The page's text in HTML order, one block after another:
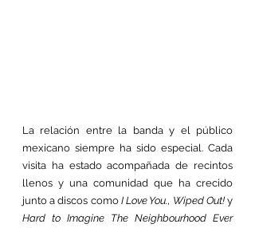
La relación entre la banda y el público
mexicano siempre ha sido especial. Cada
visita ha estado acompañada de recintos
llenos y una comunidad que ha crecido
junto a discos como I Love You., Wiped Out!
Hard to Imagine The Neighbourhood Ever